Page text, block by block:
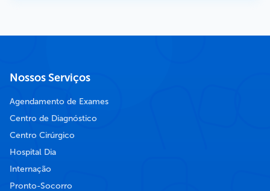
Nossos Serviços
Agendamento de Exames
Centro de Diagnóstico
Centro Cirúrgico
Hospital Dia
Internação
Pronto-Socorro